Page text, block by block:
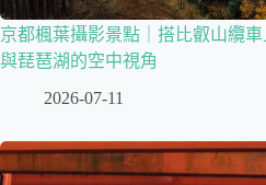
京都楓葉攝影景點｜搭比叡山纜
與琵琶湖的空中視角
2026-07-11